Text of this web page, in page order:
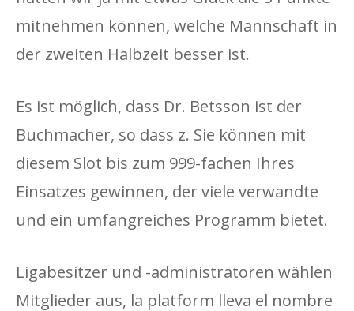
mitnehmen können, welche Mannschaft in
der zweiten Halbzeit besser ist.
Es ist möglich, dass Dr. Betsson ist der
Buchmacher, so dass z. Sie können mit
diesem Slot bis zum 999-fachen Ihres
Einsatzes gewinnen, der viele verwandte
und ein umfangreiches Programm bietet.
Ligabesitzer und -administratoren wählen
Mitglieder aus, la platform lleva el nombre